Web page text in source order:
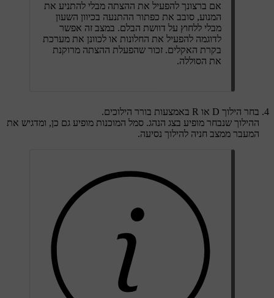
אם ברצונך להפעיל את ההצתה מבלי להתניע את
המנוע, סובב את כפתור ההתנעה בכיוון השעון
מבלי ללחוץ על דוושת הבלם. במצב זה אפשר
לדוגמה להפעיל את החלונות או לכוונן את מערכת
בקרת האקלים. זכור שהפעלת ההצתה מרוקנת
את הסוללה.
בחר הילוך D או R באמצעות בורר הילוכים.
ההילוך שנבחר מופיע בצג הנהג. סמל המוכנות מופיע גם כן, ומדגיש את
המעבר ממצב חניה להילוך נסיעה.